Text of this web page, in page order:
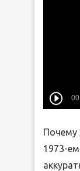
Почему
1973-